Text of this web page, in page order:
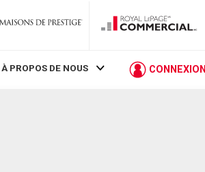
À PROPOS DE NOUS CONNEXION